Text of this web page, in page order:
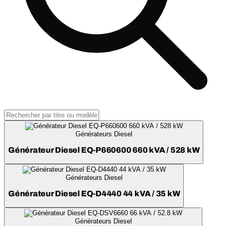
Générateurs Diesel
Générateur Diesel EQ-P660600 660 kVA / 528 kW
Générateurs Diesel
Générateur Diesel EQ-D4440 44 kVA / 35 kW
Générateurs Diesel